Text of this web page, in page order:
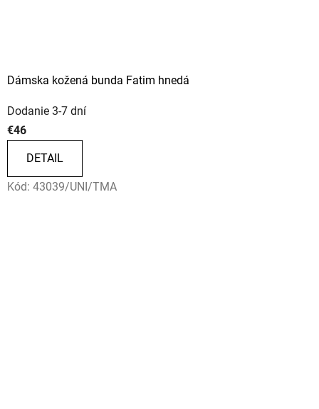
Dámska kožená bunda Fatim hnedá
Dodanie 3-7 dní
€46
DETAIL
Kód: 43039/UNI/TMA